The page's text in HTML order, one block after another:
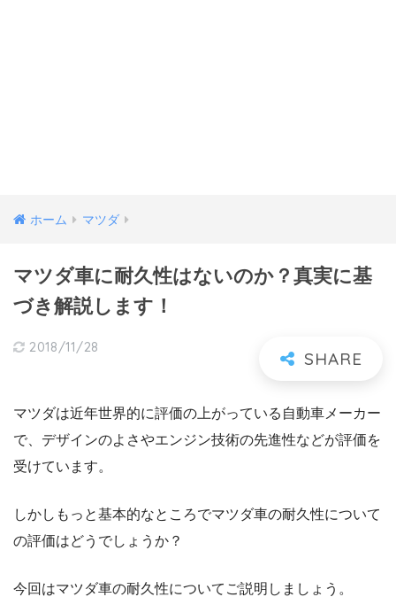
ホーム マツダ
マツダ車に耐久性はないのか？真実に基
づき解説します！
2018/11/28
マツダは近年世界的に評価の上がっている自動車メーカー
で、デザインのよさやエンジン技術の先進性などが評価を
受けています。
しかしもっと基本的なところでマツダ車の耐久性について
の評価はどうでしょうか？
今回はマツダ車の耐久性についてご説明しましょう。